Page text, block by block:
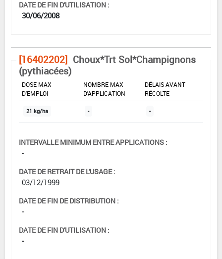
DATE DE FIN D'UTILISATION :
30/06/2008
[16402202] Choux*Trt Sol*Champignons
(pythiacées)
DOSE MAX
D'EMPLOI
NOMBRE MAX
D'APPLICATION
DÉLAIS AVANT
RÉCOLTE
21 kg/ha - -
INTERVALLE MINIMUM ENTRE APPLICATIONS :
-
DATE DE RETRAIT DE L'USAGE :
03/12/1999
DATE DE FIN DE DISTRIBUTION :
-
DATE DE FIN D'UTILISATION :
-